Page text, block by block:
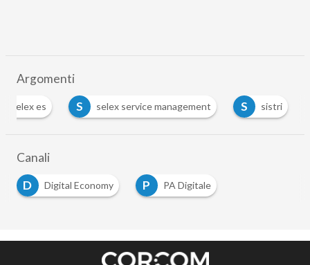
Argomenti
selex es S selex service management S sistri
Canali
D
Digital Economy P PA Digitale